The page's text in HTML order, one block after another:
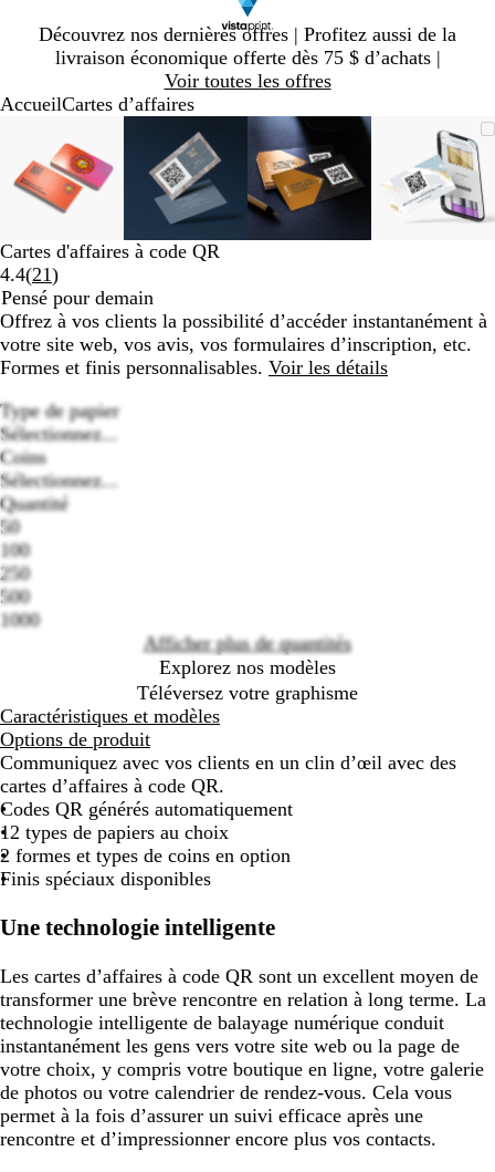
Découvrez nos dernières offres | Profitez aussi de la
livraison économique offerte dès 75 $ d’achats |
Voir toutes les offres
Diapositive
1
AccueilCartes d’affaires
zoomable
à
minimum
pour
agrandir
les
touches
« plus »
et
« moins »
zoomer,
et
les
touches
pour
panoramiser
Image
zoomable
Zoomé
à
minimum
Cliquez
pour
agrandir
Utilisez
les
touches
« plus »
et
« moins »
pour
les
touches
zoomable
Zoomé
à
minimum
Cliquez
pour
agrandir
Utilisez
les
touches
« plus »
« moins »
et
touches
fléchées
Image
Zoomé
à
Cliquez
pour
Utilisez
les
touches
« plus »
et
et
les
touches
sur
Cartes d'affaires à code QR
4.4(21Lire
les
21 avis
)
Pensé pour demain
Offrez à vos clients la possibilité d’accéder instantanément à
votre site web, vos avis, vos formulaires d’inscription, etc.
Formes et finis personnalisables. Voir les détails
Type de papier
Sélectionnez...
Coins
Sélectionnez...
Quantité
50
100
250
500
1000
Afficher plus de quantités
Explorez nos modèles
Téléversez votre graphisme
Caractéristiques et modèles
Options de produit
Communiquez avec vos clients en un clin d’œil avec des
cartes d’affaires à code QR.
Codes QR générés automatiquement
12 types de papiers au choix
2 formes et types de coins en option
Finis spéciaux disponibles
Une technologie intelligente
Les cartes d’affaires à code QR sont un excellent moyen de
transformer une brève rencontre en relation à long terme. La
technologie intelligente de balayage numérique conduit
instantanément les gens vers votre site web ou la page de
votre choix, y compris votre boutique en ligne, votre galerie
de photos ou votre calendrier de rendez-vous. Cela vous
permet à la fois d’assurer un suivi efficace après une
rencontre et d’impressionner encore plus vos contacts.